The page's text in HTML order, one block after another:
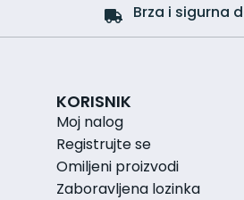
Brza i sigurna
KORISNIK
Moj nalog
Registrujte se
Omiljeni proizvodi
Zaboravljena lozinka